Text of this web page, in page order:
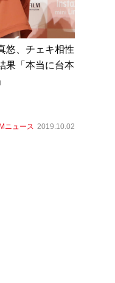
悠、チェキ相性
果「本当に台本
ニュース 2019.10.02